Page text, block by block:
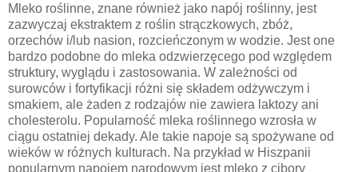
Mleko roślinne, znane również jako napój roślinny, jest
zazwyczaj ekstraktem z roślin strączkowych, zbóż,
orzechów i/lub nasion, rozcieńczonym w wodzie. Jest one
bardzo podobne do mleka odzwierzęcego pod względem
struktury, wyglądu i zastosowania. W zależności od
surowców i fortyfikacji różni się składem odżywczym i
smakiem, ale żaden z rodzajów nie zawiera laktozy ani
cholesterolu. Popularność mleka roślinnego wzrosła w
ciągu ostatniej dekady. Ale takie napoje są spożywane od
wieków w różnych kulturach. Na przykład w Hiszpanii
popularnym napojem narodowym jest mleko z cibory